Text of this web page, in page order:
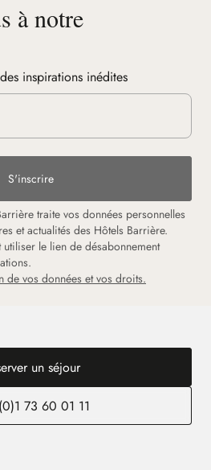
à notre
inspirations inédites
S'inscrire
traite vos données personnelles
et actualités des Hôtels Barrière.
le lien de désabonnement
de vos données et vos droits.
un séjour
73 60 01 11